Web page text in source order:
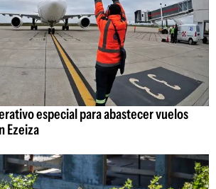
especial para abastecer vuelos
Ezeiza